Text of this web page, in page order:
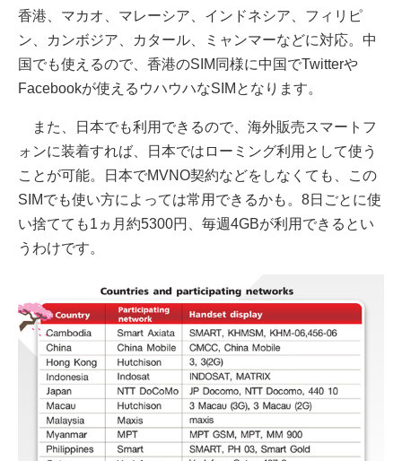
香港、マカオ、マレーシア、インドネシア、フィリピ
ン、カンボジア、カタール、ミャンマーなどに対応。中
国でも使えるので、香港のSIM同様に中国でTwitterや
Facebookが使えるウハウハなSIMとなります。
また、日本でも利用できるので、海外販売スマートフ
ォンに装着すれば、日本ではローミング利用として使う
ことが可能。日本でMVNO契約などをしなくても、この
SIMでも使い方によっては常用できるかも。8日ごとに使
い捨てても1ヵ月約5300円、毎週4GBが利用できるとい
うわけです。